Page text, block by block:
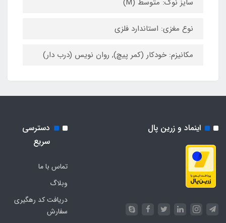
سایز نوک: متوسط (M)
نوع مغزی: استاندارد فلزی
مکانیزم: خودکار (کمر پیچ), روان نویس (درب دار)
اینماد و زرین پال
دسترسی
سریع
تماس با ما
وبلاگ
دریافت کد رهگیری
سفارش